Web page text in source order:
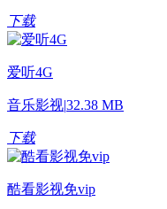
下载
爱听4G
音乐影视|32.38 MB
下载
酷看影视免vip